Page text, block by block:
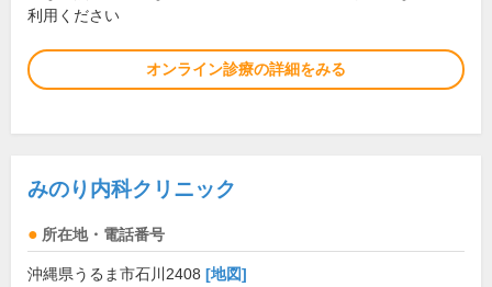
利用ください
オンライン診療の詳細をみる
みのり内科クリニック
所在地・電話番号
沖縄県うるま市石川2408 [地図]